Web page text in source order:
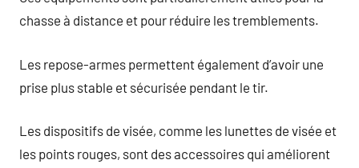
chasse à distance et pour réduire les tremblements.
Les repose-armes permettent également d’avoir une
prise plus stable et sécurisée pendant le tir.
Les dispositifs de visée, comme les lunettes de visée et
les points rouges, sont des accessoires qui améliorent